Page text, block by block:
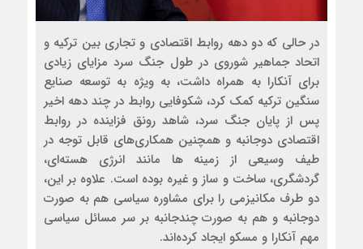
در حالی که دو دهه روابط اقتصادی و تجاری بین ترکیه و
اتحاد جماهیر شوروی در طول جنگ سرد مزایای زیادی
برای آنکارا به همراه داشت، به ویژه به توسعه صنایع
سنگین ترکیه کمک کرد، شکوفایی روابط در چند دهه اخیر
پس از پایان جنگ سرد، شاهد رونق فزاینده در روابط
اقتصادی دوجانبه و همچنین همکاری‌های قابل توجه در
طیف وسیعی از زمینه ها مانند انرژی هسته‌ای،
گردشگری، ساخت و ساز و غیره بوده است. علاوه بر این،
دو طرف مکانیزمی را برای مشاوره سیاسی هم به صورت
دوجانبه و هم به صورت چندجانبه بر سر مسائل سیاسی
مهم آنکارا و مسکو ایجاد کرده‌اند.